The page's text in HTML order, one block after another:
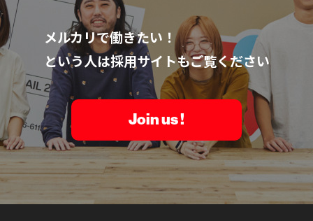
メルカリで働きたい！
という人は採用サイトもご覧ください
Join us !